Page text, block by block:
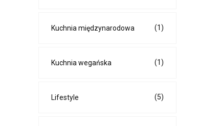
Kuchnia międzynarodowa (1)
Kuchnia wegańska (1)
Lifestyle (5)